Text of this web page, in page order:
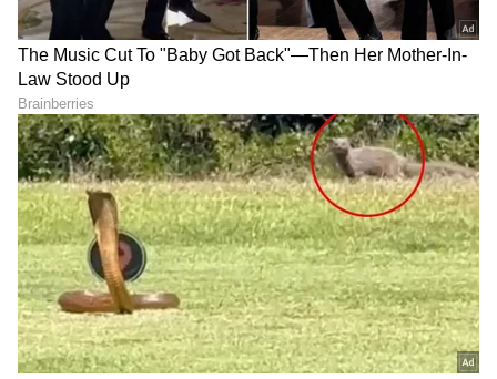
ಬಣ್ಣ'ದ ಉಡುಪು ಧರಿಸಿದ್ದಕ್ಕೆ
ವಿಚಿತ್ರ ಪ್ರಶ್ನೆ, 'ಕಣ್ಸನ್ನೆ' ಬೆಡಗಿಯ
ಸಖತ್ ರಿಪ್ಲೈ ವೈರಲ್!
ಡಿಕೆ ಸಂಪುಟ? ಇವರೇನಾ ಹೊಸ
ಸಚಿವರು; ಯಾರು ಇನ್‌ ಯಾರು
ಔಟ್; ಬಂಡಾಯ ಶಮನಕ್ಕೆ ಬಂಡೆ
ಫಲಿಸದ ಪ್ರಯತ್ನ.. ಸಿಎಂ ಭೇಟಿ
ಬೆನ್ನಲ್ಲೇ ಸಭಾಪತಿ ಸ್ಥಾನಕ್ಕೆ
ಬಸವರಾಜ್ ಹೊರಟ್ಟಿ ರಾಜೀನಾಮೆ
ಸೋನಿಯಾ ಗಾಂಧಿ ಫೆವರೆಟ್
ನೂರಿ ಜೊತೆ ವಿಡಿಯೋ
ಹಂಚಿಕೊಂಡ ರಾಹುಲ್ ಗಾಂಧಿ
ಹೇಳಿದ್ದೇನು?
LATEST VIDEOS